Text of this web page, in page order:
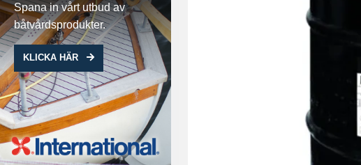
Spana in vårt utbud av
båtvårdsprodukter.
KLICKA HÄR